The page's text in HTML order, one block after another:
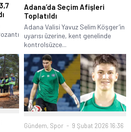
Adana’da Seçim Afişleri
Toplatıldı
Adana Valisi Yavuz Selim Köşger’in
uyarısı üzerine, kent genelinde
kontrolsüzce...
Gündem, Spor 9 Şubat 2026 16:36